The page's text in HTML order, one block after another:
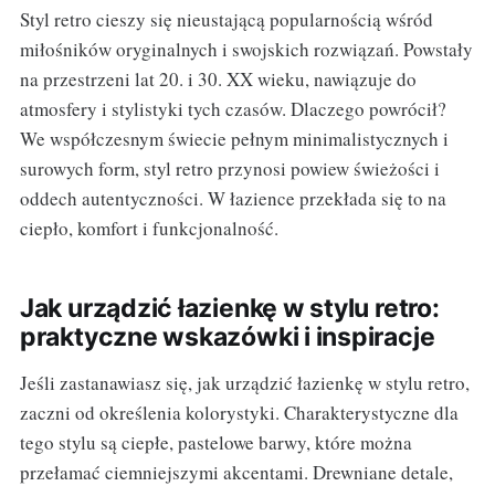
Styl retro cieszy się nieustającą popularnością wśród
miłośników oryginalnych i swojskich rozwiązań. Powstały
na przestrzeni lat 20. i 30. XX wieku, nawiązuje do
atmosfery i stylistyki tych czasów. Dlaczego powrócił?
We współczesnym świecie pełnym minimalistycznych i
surowych form, styl retro przynosi powiew świeżości i
oddech autentyczności. W łazience przekłada się to na
ciepło, komfort i funkcjonalność.
Jak urządzić łazienkę w stylu retro:
praktyczne wskazówki i inspiracje
Jeśli zastanawiasz się, jak urządzić łazienkę w stylu retro,
zaczni od określenia kolorystyki. Charakterystyczne dla
tego stylu są ciepłe, pastelowe barwy, które można
przełamać ciemniejszymi akcentami. Drewniane detale,